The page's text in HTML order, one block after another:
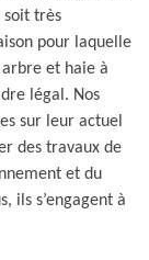
soit très
pour laquelle
et haie à
légal. Nos
sur leur actuel
des travaux de
et du
ils s’engagent à